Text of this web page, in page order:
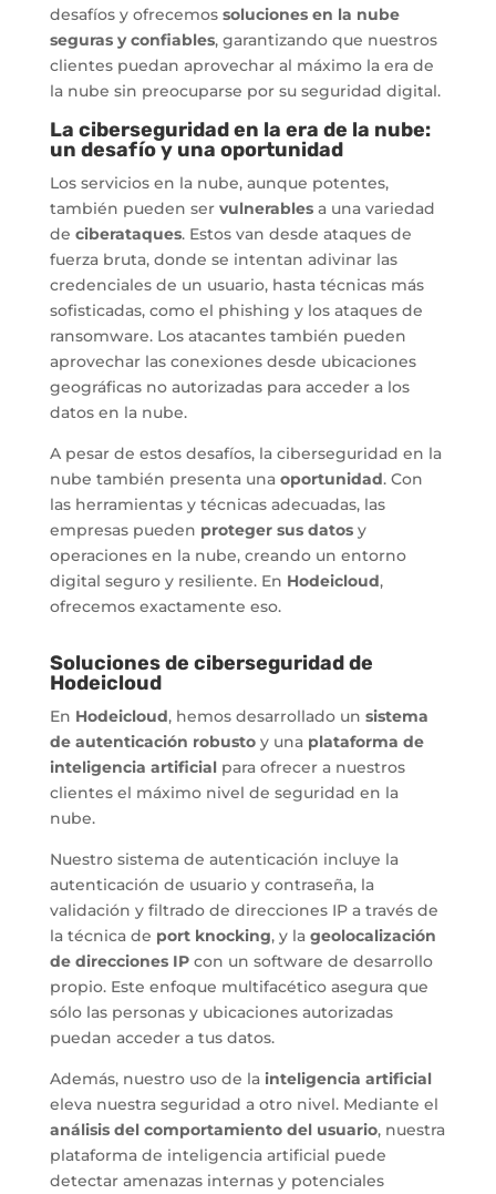
desafíos y ofrecemos soluciones en la nube
seguras y confiables, garantizando que nuestros
clientes puedan aprovechar al máximo la era de
la nube sin preocuparse por su seguridad digital.
La ciberseguridad en la era de la nube:
un desafío y una oportunidad
Los servicios en la nube, aunque potentes,
también pueden ser vulnerablesa una variedad
de ciberataques. Estos van desde ataques de
fuerza bruta, donde se intentan adivinar las
credenciales de un usuario, hasta técnicas más
sofisticadas, como el phishing y los ataques de
ransomware. Los atacantes también pueden
aprovechar las conexiones desde ubicaciones
geográficas no autorizadas para acceder a los
datos en la nube.
A pesar de estos desafíos, la ciberseguridad en la
nube también presenta una oportunidad. Con
las herramientas y técnicas adecuadas, las
empresas pueden proteger sus datosy
operaciones en la nube, creando un entorno
digital seguro y resiliente. En Hodeicloud,
ofrecemos exactamente eso.
Soluciones de ciberseguridad de
Hodeicloud
En Hodeicloud, hemos desarrollado un sistema
de autenticación robustoy una plataforma de
inteligencia artificialpara ofrecer a nuestros
clientes el máximo nivel de seguridad en la
nube.
Nuestro sistema de autenticación incluye la
autenticación de usuario y contraseña, la
validación y filtrado de direcciones IP a través de
la técnica de port knocking, y la geolocalización
de direcciones IPcon un software de desarrollo
propio. Este enfoque multifacético asegura que
sólo las personas y ubicaciones autorizadas
puedan acceder a tus datos.
Además, nuestro uso de la inteligencia artificial
eleva nuestra seguridad a otro nivel. Mediante el
análisis del comportamiento del usuario, nuestra
plataforma de inteligencia artificial puede
detectar amenazas internas y potenciales